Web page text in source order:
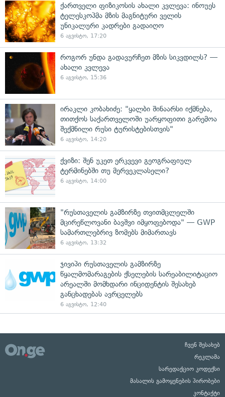
ქართველი ფიზიკოსის ახალი კვლევა: ინოუეს
ტელესკოპმა მზის მაგნიტური ველის
უნიკალური კადრები გადაიღო
6 აგვისტო, 17:20
როგორ უნდა გადავურჩეთ მზის სიკვდილს? —
ახალი კვლევა
6 აგვისტო, 15:36
ირაკლი კობახიძე: "ყალბი შინაარსი იქმნება,
თითქოს საქართველოში უარყოფითი გარემოა
შექმნილი რუსი ტურისტებისთვის"
6 აგვისტო, 14:20
ქვიზი: შენ უკეთ ერკვევი გეოგრაფიულ
ტერმინებში თუ მერვეკლასელი?
6 აგვისტო, 14:00
"რუსთაველის გამზირზე თვითმცლელში
მცირეწლოვანი ბავშვი იმყოფებოდა" — GWP
სამართლებრივ ზომებს მიმართავს
6 აგვისტო, 13:32
ჯივიპი რუსთაველის გამზირზე
წყალმომარაგების ქსელების სარეაბილიტაციო
არეალში მომხდარი ინციდენტის შესახებ
განცხადებას ავრცელებს
6 აგვისტო, 12:40
ჩვენ შესახებ
რეკლამა
სარედაქციო კოდექსი
მასალის გამოყენების პირობები
კონტაქტი